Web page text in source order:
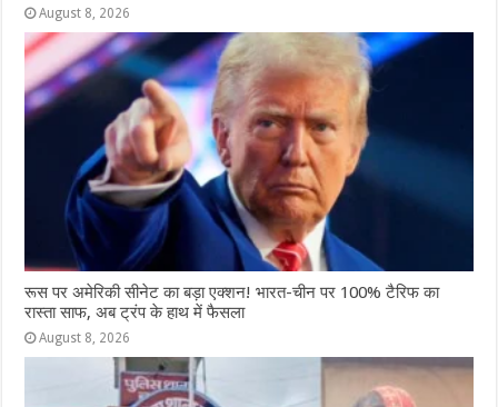
August 8, 2026
रूस पर अमेरिकी सीनेट का बड़ा एक्शन! भारत-चीन पर 100% टैरिफ का
रास्ता साफ, अब ट्रंप के हाथ में फैसला
August 8, 2026